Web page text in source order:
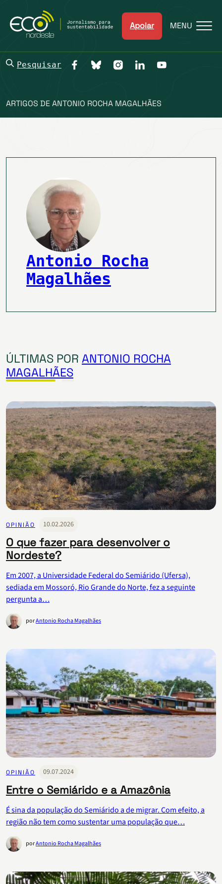
Apoiar MENU
Pesquisar
ARTIGOS DE ANTONIO ROCHA MAGALHÃES
Antonio Rocha
Magalhães
ÚLTIMAS POR ANTONIO ROCHA
MAGALHÃES
OPINIÃO 10.02.2026
O que fazer para desenvolver o
Nordeste?
Em 2007, a Universidade Federal do Semiárido (Ufersa),
sediada em Mossoró, Rio Grande do Norte, fez a seguinte
pergunta a…
porAntonio Rocha Magalhães
OPINIÃO 09.07.2024
Entre o Semiárido e a Amazônia
É sina da população do Semiárido a de migrar. Com efeito, a
região não tem como sustentar uma população que…
porAntonio Rocha Magalhães